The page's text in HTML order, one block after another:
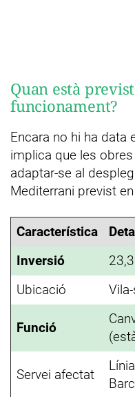
Quan està
funcionament?
Encara no hi ha data
implica que les
adaptar-se al
Mediterrani previst
Característica
Inversió
Ubicació
Funció
Servei afectat